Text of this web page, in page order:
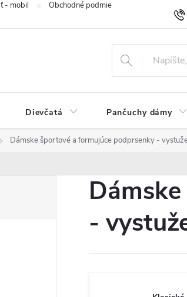
- mobil Obchodné podmienky
Dievčatá Pančuchy dámy
Dámske športové a formujúce podprsenky -
-